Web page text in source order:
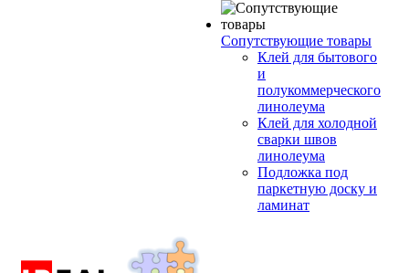
Сопутствующие товары
Клей для бытового
и
полукоммерческого
линолеума
Клей для холодной
сварки швов
линолеума
Подложка под
паркетную доску и
ламинат